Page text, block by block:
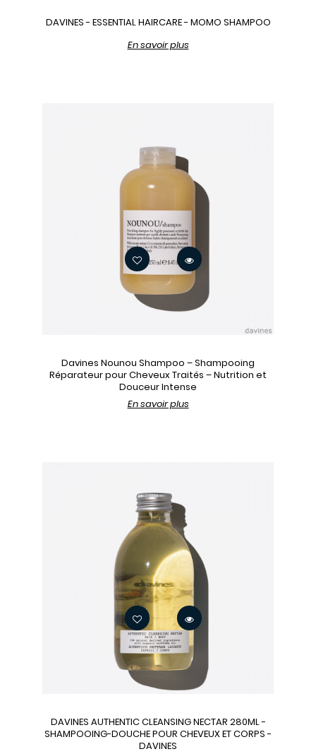
DAVINES - ESSENTIAL HAIRCARE - MOMO SHAMPOO
En savoir plus
Davines Nounou Shampoo – Shampooing
Réparateur pour Cheveux Traités – Nutrition et
Douceur Intense
En savoir plus
DAVINES AUTHENTIC CLEANSING NECTAR 280ML -
SHAMPOOING-DOUCHE POUR CHEVEUX ET CORPS -
DAVINES